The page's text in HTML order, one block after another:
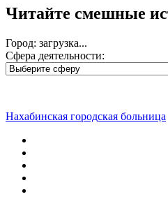
Читайте смешные
Город: загрузка...
Сфера деятельности:
Нахабинская городская больница